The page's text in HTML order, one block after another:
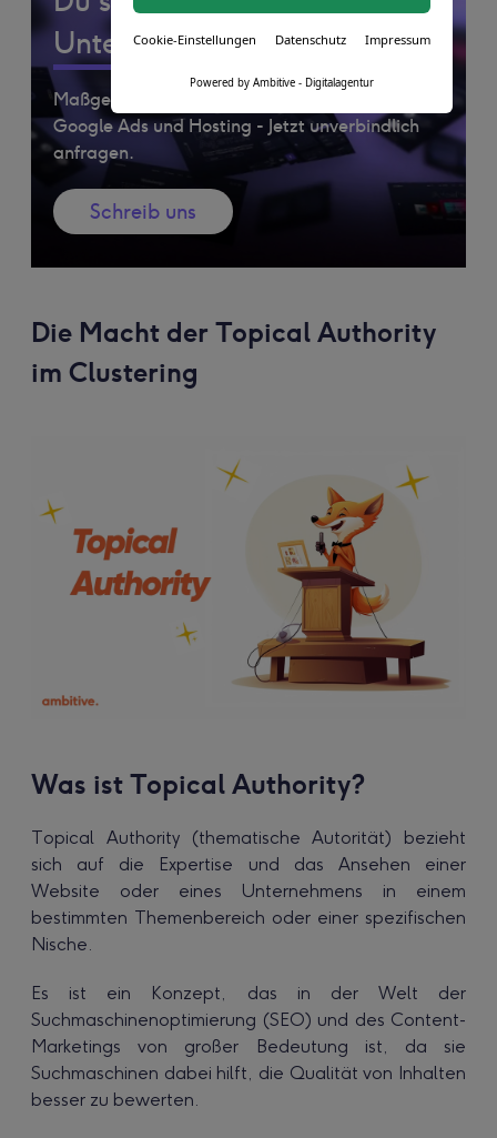
Cookie-Einstellungen Datenschutz Impressum
Powered by Ambitive - Digitalagentur
Unterstützung?
Maßgeschneiderte Lösungen für Website, SEO,
Google Ads und Hosting - Jetzt unverbindlich
anfragen.
Schreib uns
Die Macht der Topical Authority
im Clustering
Was ist Topical Authority?
Topical Authority (thematische Autorität) bezieht
sich auf die Expertise und das Ansehen einer
Website oder eines Unternehmens in einem
bestimmten Themenbereich oder einer spezifischen
Nische.
Es ist ein Konzept, das in der Welt der
Suchmaschinenoptimierung (SEO) und des Content-
Marketings von großer Bedeutung ist, da sie
Suchmaschinen dabei hilft, die Qualität von Inhalten
besser zu bewerten.